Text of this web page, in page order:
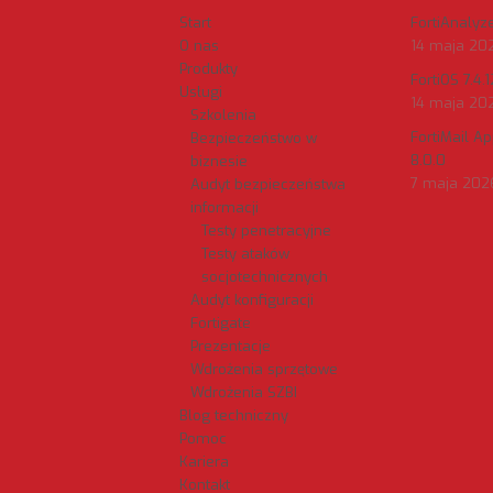
Start
O nas
Produkty
Usługi
Szkolenia
Bezpieczeństwo w
biznesie
Audyt bezpieczeństwa
informacji
Testy penetracyjne
Testy ataków
socjotechnicznych
Audyt konfiguracji
Fortigate
Prezentacje
Wdrożenia sprzętowe
Wdrożenia SZBI
Blog techniczny
Pomoc
Kariera
Kontakt
14 maja
FortiOS
14 maja
FortiMail
8.0.0
7 maja